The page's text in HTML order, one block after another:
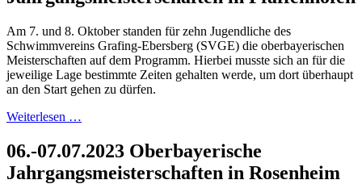
Am 7. und 8. Oktober standen für zehn Jugendliche des
Schwimmvereins Grafing-Ebersberg (SVGE) die oberbayerischen
Meisterschaften auf dem Programm. Hierbei musste sich an für die
jeweilige Lage bestimmte Zeiten gehalten werde, um dort überhaupt
an den Start gehen zu dürfen.
Weiterlesen …
06.-07.07.2023 Oberbayerische
Jahrgangsmeisterschaften in Rosenheim